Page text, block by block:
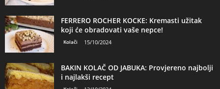
FERRERO ROCHER KOCKE: Kremasti užitak
koji će obradovati vaše nepce!
Kolači 15/10/2024
BAKIN KOLAČ OD JABUKA: Provjereno najbolji
i najlakši recept